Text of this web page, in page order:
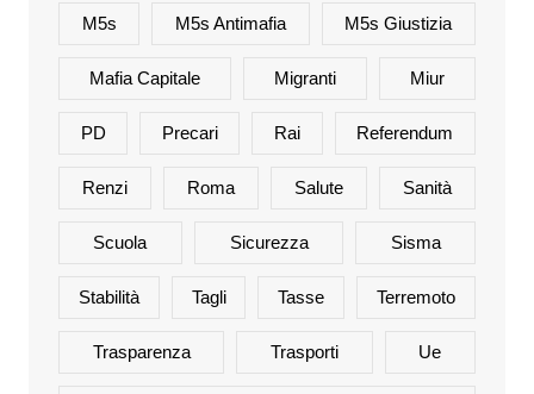
M5s M5s Antimafia M5s Giustizia
Mafia Capitale Migranti Miur
PD Precari Rai Referendum
Renzi Roma Salute Sanità
Scuola Sicurezza Sisma
Stabilità Tagli Tasse Terremoto
Trasparenza Trasporti Ue